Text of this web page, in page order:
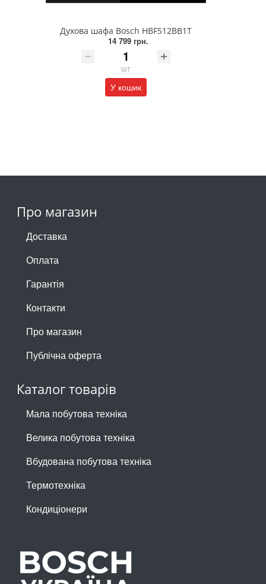
Духова шафа Bosch HBF512BB1T
14 799 грн.
шт
У кошик
Про магазин
Доставка
Оплата
Гарантія
Контакти
Про магазин
Публічна оферта
Каталог товарів
Мала побутова техніка
Велика побутова техніка
Вбудована побутова техніка
Термотехніка
Кондиціонери